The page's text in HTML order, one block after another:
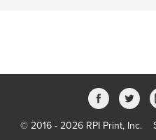
© 2016 - 2026 RPI Print, Inc.